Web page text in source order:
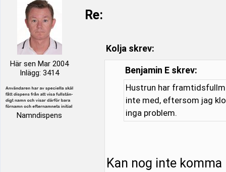
Här sen Mar 2004
Inlägg: 3414
Namndispens
Re:
Kolja skrev:
Benjamin E skrev:
Hustrun har
inte med, eftersom jag
inga problem.
Kan nog inte